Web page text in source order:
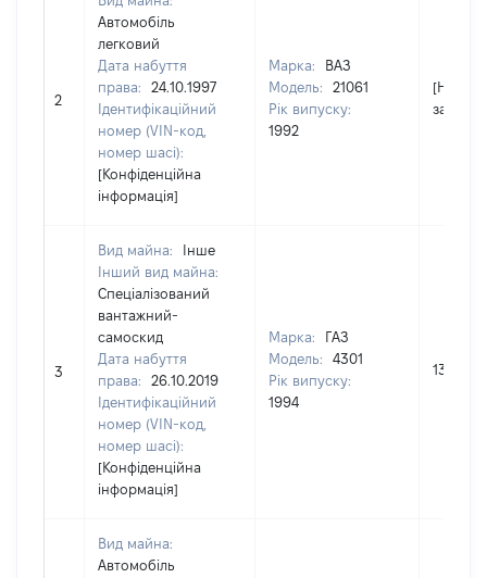
2
Автомобіль
легковий
Дата набуття
права:
24.10.1997
Ідентифікаційний
номер (VIN-код,
номер шасі):
[Конфіденційна
інформація]
Марка:
ВАЗ
Модель:
21061
Рік випуску:
1992
[Не
3
Вид майна:
Інше
Інший вид майна:
Спеціалізований
вантажний-
самоскид
Дата набуття
права:
26.10.2019
Ідентифікаційний
номер (VIN-код,
номер шасі):
[Конфіденційна
інформація]
Марка:
ГАЗ
Модель:
4301
Рік випуску:
1994
13750
Вид майна:
Автомобіль